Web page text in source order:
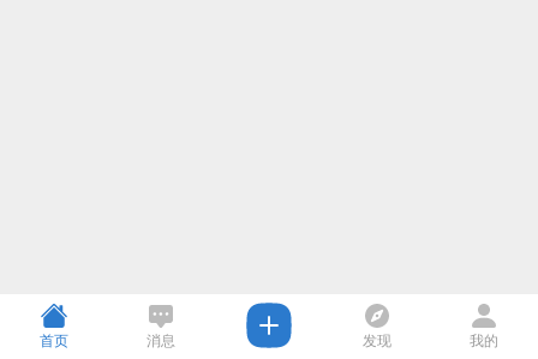
首页 消息 发现 我的